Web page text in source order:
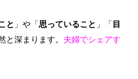
と 」や「 思っていること 」「 目
と深まります。 夫婦でシェアす